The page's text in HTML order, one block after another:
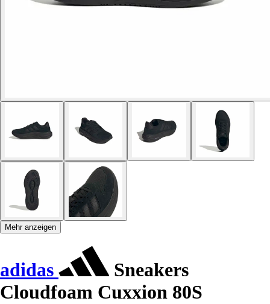
Mehr anzeigen
adidas
Sneakers
Cloudfoam Cuxxion 80S